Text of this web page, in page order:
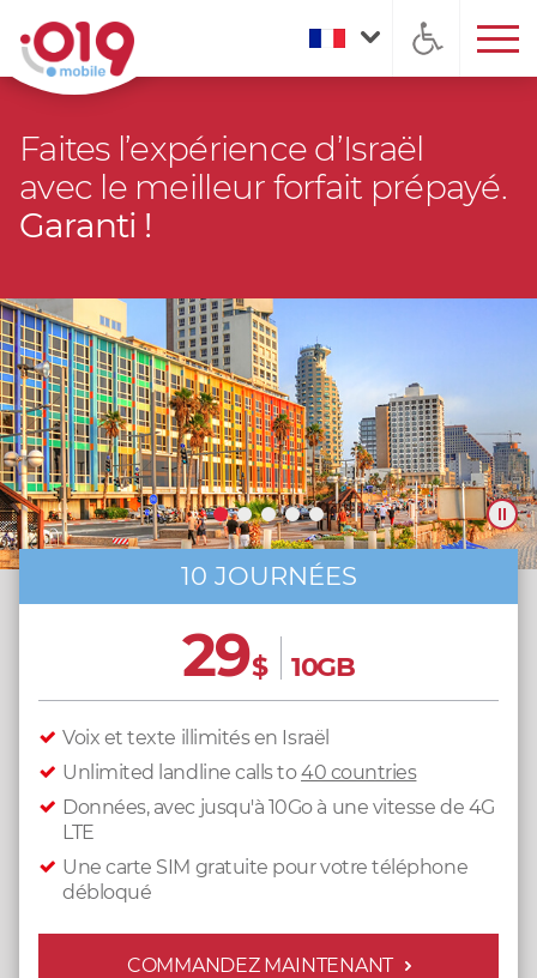
Faites l’expérience d’Israël
avec le meilleur forfait prépayé.
Garanti !
10 JOURNÉES
29$ 10GB
Voix et texte illimités en Israël
Unlimited landline calls to40 countries
Données, avec jusqu'à 10Go à une vitesse de 4G
LTE
Une carte SIM gratuite pour votre téléphone
débloqué
COMMANDEZ MAINTENANT